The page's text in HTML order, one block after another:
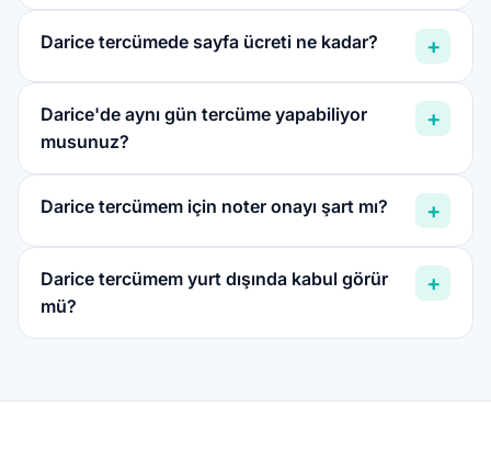
Darice tercümede sayfa ücreti ne kadar? +
Darice'de aynı gün tercüme yapabiliyor
musunuz?
+
Darice tercümem için noter onayı şart mı? +
Darice tercümem yurt dışında kabul görür
mü?
+